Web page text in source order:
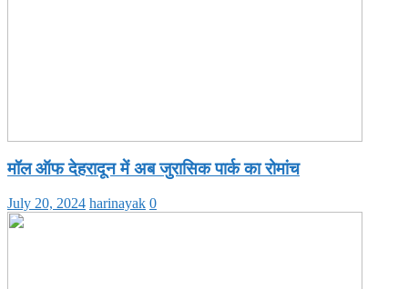
मॉल ऑफ देहरादून में अब जुरासिक पार्क का रोमांच
July 20, 2024 harinayak 0